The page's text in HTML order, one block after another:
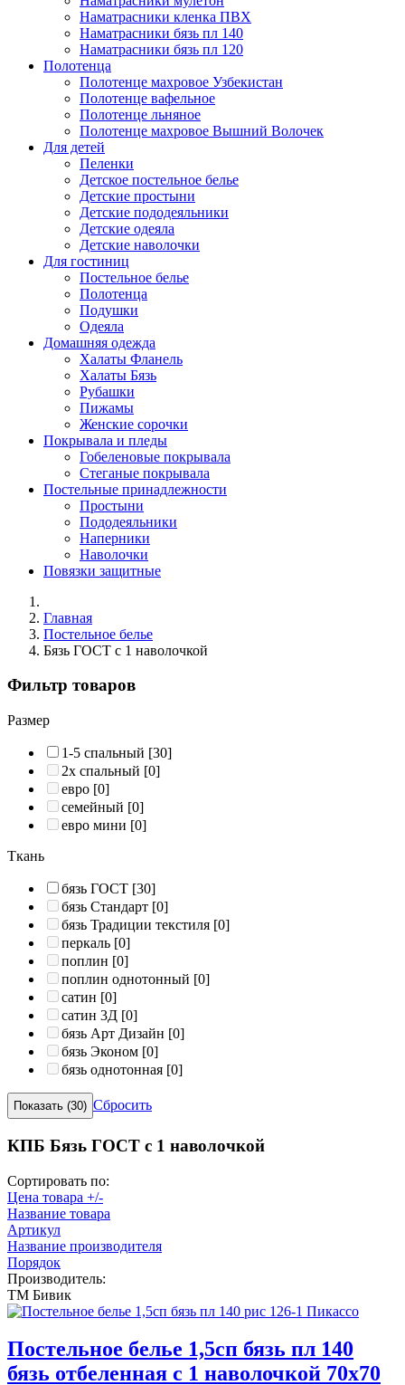
Наматрасники кленка ПВХ
Наматрасники бязь пл 140
Наматрасники бязь пл 120
Полотенца
Полотенце махровое Узбекистан
Полотенце вафельное
Полотенце льняное
Полотенце махровое Вышний Волочек
Для детей
Пеленки
Детское постельное белье
Детские простыни
Детские пододеяльники
Детские одеяла
Детские наволочки
Для гостиниц
Постельное белье
Полотенца
Подушки
Одеяла
Домашняя одежда
Халаты Фланель
Халаты Бязь
Рубашки
Пижамы
Женские сорочки
Покрывала и пледы
Гобеленовые покрывала
Стеганые покрывала
Постельные принадлежности
Простыни
Пододеяльники
Наперники
Наволочки
Повязки защитные
Главная
Постельное белье
Бязь ГОСТ с 1 наволочкой
Фильтр товаров
Размер
1-5 спальный [30]
2х спальный [0]
евро [0]
семейный [0]
евро мини [0]
Ткань
бязь ГОСТ [30]
бязь Стандарт [0]
бязь Традиции текстиля [0]
перкаль [0]
поплин [0]
поплин однотонный [0]
сатин [0]
сатин 3Д [0]
бязь Арт Дизайн [0]
бязь Эконом [0]
бязь однотонная [0]
Сбросить
КПБ Бязь ГОСТ c 1 наволочкой
Сортировать по:
Цена товара +/-
Название товара
Артикул
Название производителя
Порядок
Производитель:
ТМ Бивик
Постельное белье 1,5сп бязь пл 140
бязь отбеленная с 1 наволочкой 70х70